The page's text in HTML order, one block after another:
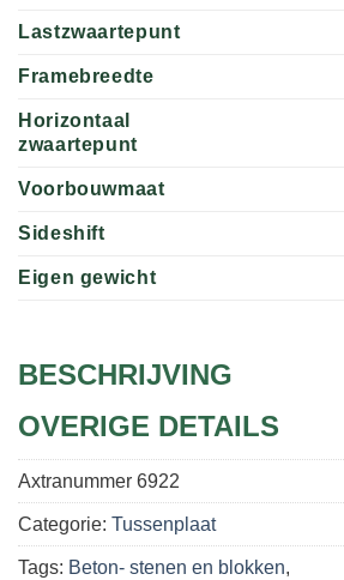
Lastzwaartepunt
Framebreedte
Horizontaal
zwaartepunt
Voorbouwmaat
Sideshift
Eigen gewicht
BESCHRIJVING
OVERIGE DETAILS
Axtranummer 6922
Categorie: Tussenplaat
Tags: Beton- stenen en blokken,